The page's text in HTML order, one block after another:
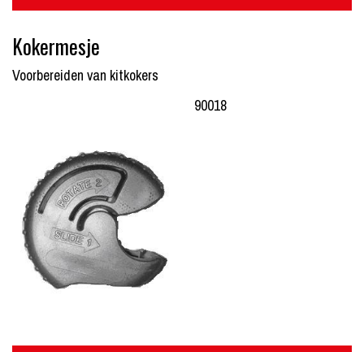
Kokermesje
Voorbereiden van kitkokers
90018